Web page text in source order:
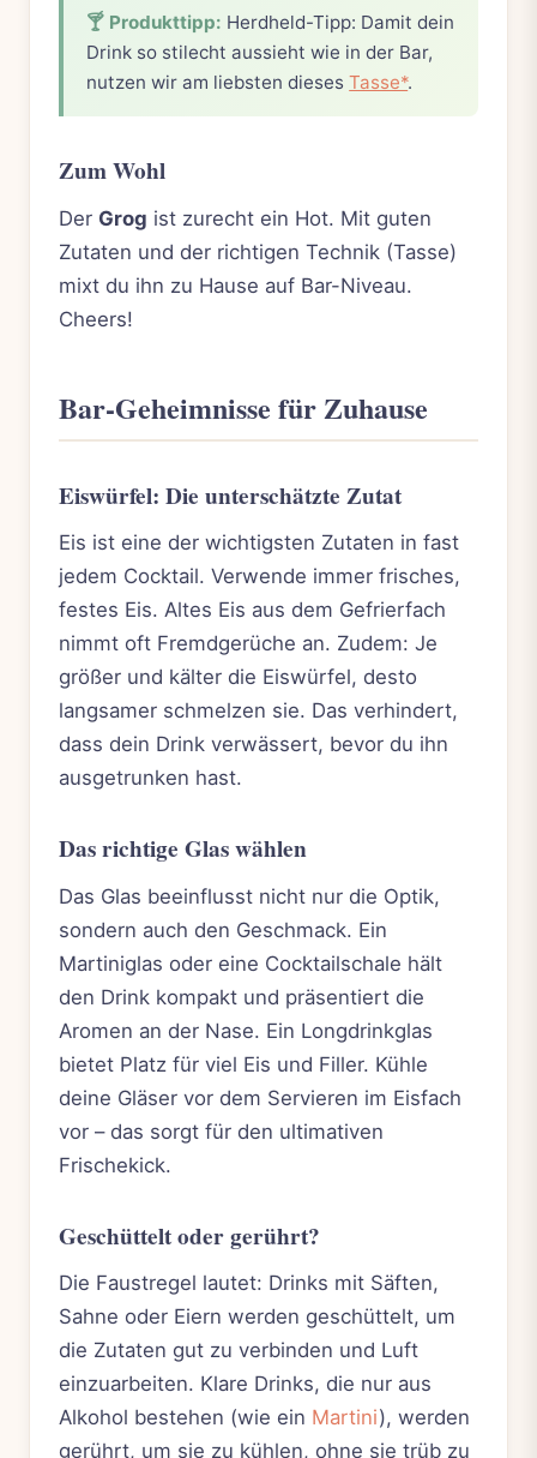
🍸 Produkttipp: Herdheld-Tipp: Damit dein
Drink so stilecht aussieht wie in der Bar,
nutzen wir am liebsten diesesTasse*.
Zum Wohl
Der Grog ist zurecht ein Hot. Mit guten
Zutaten und der richtigen Technik (Tasse)
mixt du ihn zu Hause auf Bar-Niveau.
Cheers!
Bar-Geheimnisse für Zuhause
Eiswürfel: Die unterschätzte Zutat
Eis ist eine der wichtigsten Zutaten in fast
jedem Cocktail. Verwende immer frisches,
festes Eis. Altes Eis aus dem Gefrierfach
nimmt oft Fremdgerüche an. Zudem: Je
größer und kälter die Eiswürfel, desto
langsamer schmelzen sie. Das verhindert,
dass dein Drink verwässert, bevor du ihn
ausgetrunken hast.
Das richtige Glas wählen
Das Glas beeinflusst nicht nur die Optik,
sondern auch den Geschmack. Ein
Martiniglas oder eine Cocktailschale hält
den Drink kompakt und präsentiert die
Aromen an der Nase. Ein Longdrinkglas
bietet Platz für viel Eis und Filler. Kühle
deine Gläser vor dem Servieren im Eisfach
vor – das sorgt für den ultimativen
Frischekick.
Geschüttelt oder gerührt?
Die Faustregel lautet: Drinks mit Säften,
Sahne oder Eiern werden geschüttelt, um
die Zutaten gut zu verbinden und Luft
einzuarbeiten. Klare Drinks, die nur aus
Alkohol bestehen (wie ein Martini), werden
gerührt, um sie zu kühlen, ohne sie trüb zu